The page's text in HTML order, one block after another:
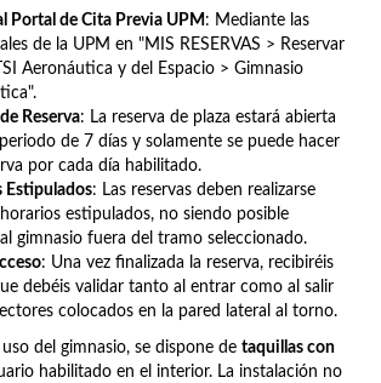
Portal de Cita Previa UPM : Mediante las
de la UPM en "MIS RESERVAS > Reservar
Aeronáutica y del Espacio > Gimnasio
Reserva: La reserva de plaza estará abierta
de 7 días y solamente se puede hacer
por cada día habilitado.
Estipulados: Las reservas deben realizarse
estipulados, no siendo posible
gimnasio fuera del tramo seleccionado.
: Una vez finalizada la reserva, recibiréis
debéis validar tanto al entrar como al salir
colocados en la pared lateral al torno.
del gimnasio, se dispone de taquillas con
habilitado en el interior. La instalación no